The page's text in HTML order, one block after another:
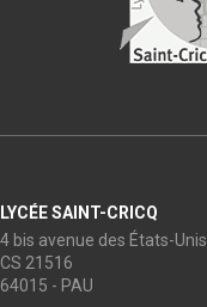
LYCÉE SAINT-CRICQ
4 bis avenue des États-Unis
CS 21516
64015 - PAU